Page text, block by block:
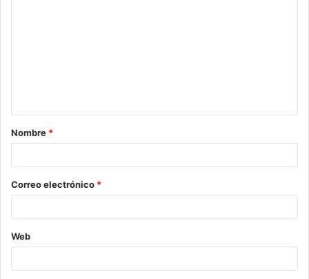
a
r
*
Nombre *
Correo electrónico *
Web